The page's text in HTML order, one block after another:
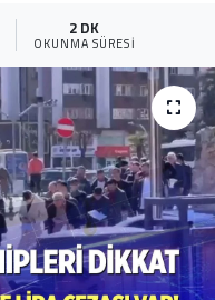
2 DK
OKUNMA SÜRESI